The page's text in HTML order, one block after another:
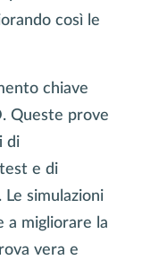
così le
chiave
Queste prove
di
e di
simulazioni
a migliorare la
vera e